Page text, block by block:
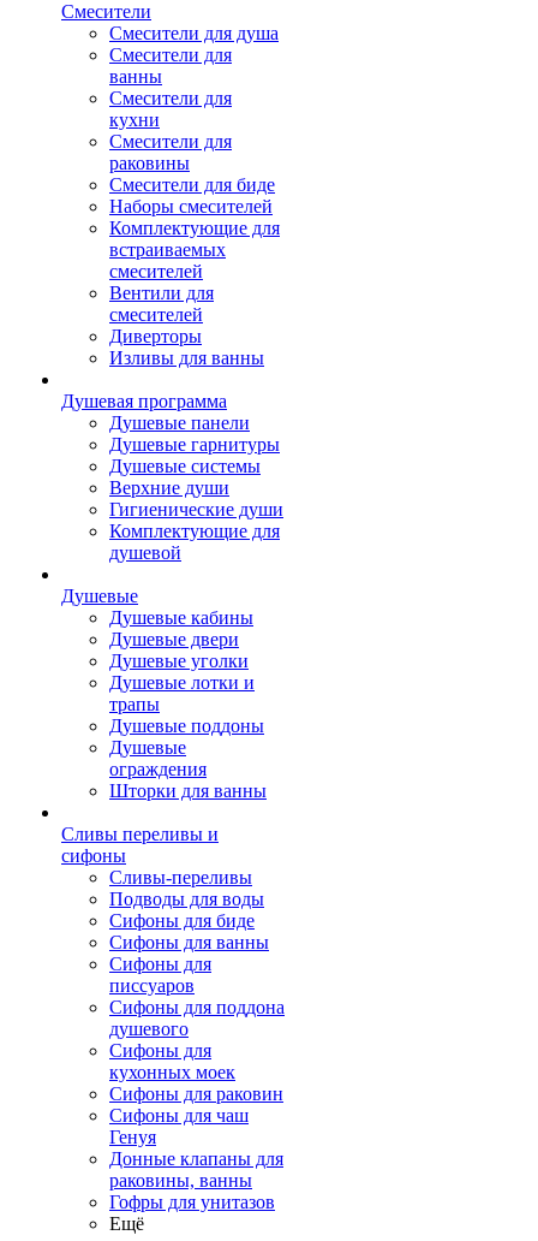
Смесители
Смесители для душа
Смесители для
ванны
Смесители для
кухни
Смесители для
раковины
Смесители для биде
Наборы смесителей
Комплектующие для
встраиваемых
смесителей
Вентили для
смесителей
Диверторы
Изливы для ванны
Душевая программа
Душевые панели
Душевые гарнитуры
Душевые системы
Верхние души
Гигиенические души
Комплектующие для
душевой
Душевые
Душевые кабины
Душевые двери
Душевые уголки
Душевые лотки и
трапы
Душевые поддоны
Душевые
ограждения
Шторки для ванны
Сливы переливы и
сифоны
Сливы-переливы
Подводы для воды
Сифоны для биде
Сифоны для ванны
Сифоны для
писсуаров
Сифоны для поддона
душевого
Сифоны для
кухонных моек
Сифоны для раковин
Сифоны для чаш
Генуя
Донные клапаны для
раковины, ванны
Гофры для унитазов
Ещё